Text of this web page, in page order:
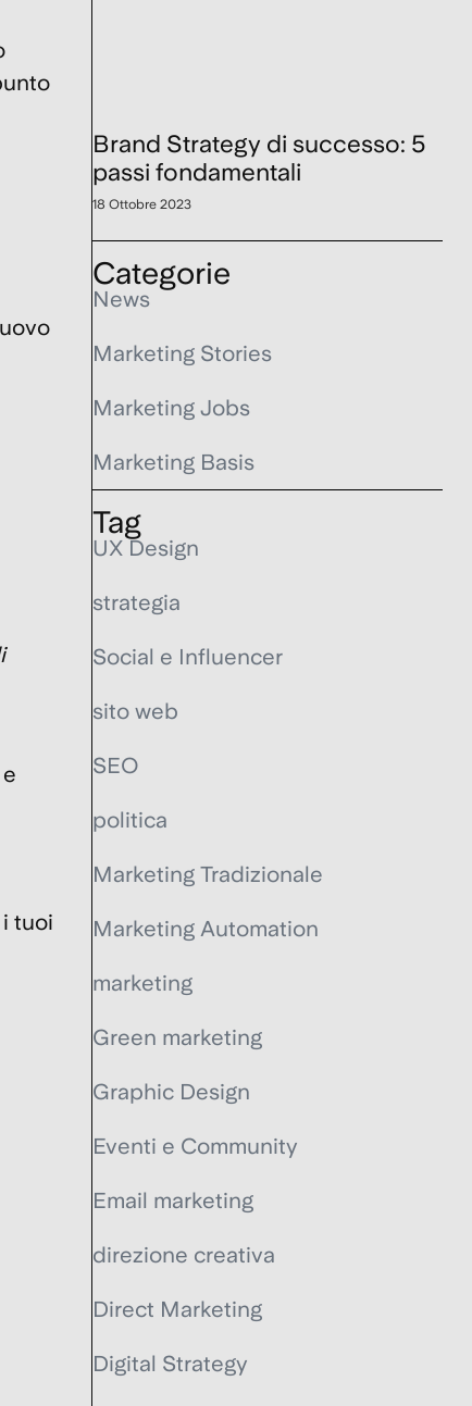
tuoi
Brand Strategy di successo: 5
passi fondamentali
18 Ottobre 2023
Categorie
News
Marketing Stories
Marketing Jobs
Marketing Basis
Tag
UX Design
strategia
Social e Influencer
sito web
SEO
politica
Marketing Tradizionale
Marketing Automation
marketing
Green marketing
Graphic Design
Eventi e Community
Email marketing
direzione creativa
Direct Marketing
Digital Strategy